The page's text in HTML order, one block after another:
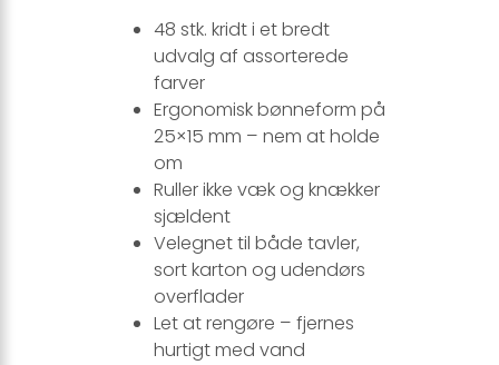
48 stk. kridt i et bredt
udvalg af assorterede
farver
Ergonomisk bønneform på
25×15 mm – nem at holde
om
Ruller ikke væk og knækker
sjældent
Velegnet til både tavler,
sort karton og udendørs
overflader
Let at rengøre – fjernes
hurtigt med vand